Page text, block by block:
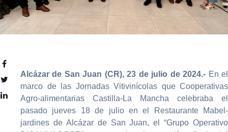
Alcázar de San Juan (CR), 23 de julio de 2024.- En el
marco de las Jornadas Vitivinícolas que Cooperativas
Agro-alimentarias Castilla-La Mancha celebraba el
pasado jueves 18 de julio en el Restaurante Mabel-
jardines de Alcázar de San Juan, el “Grupo Operativo